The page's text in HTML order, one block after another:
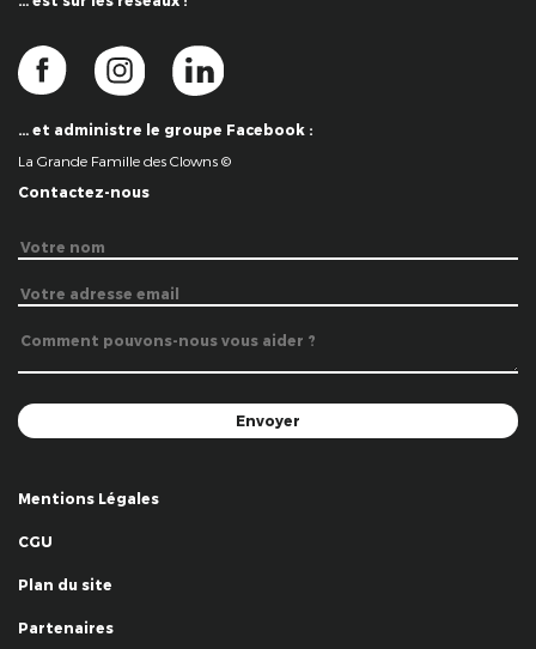
… et administre le groupe Facebook :
La Grande Famille des Clowns ©
Contactez-nous
Mentions Légales
CGU
Plan du site
Partenaires